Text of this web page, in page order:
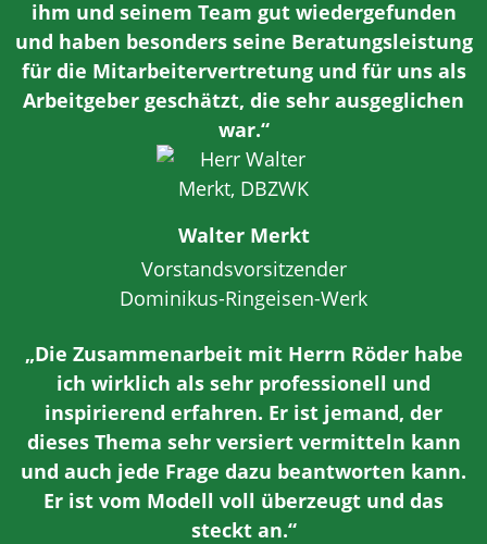
ihm und seinem Team gut wiedergefunden
und haben besonders seine Beratungsleistung
für die Mitarbeitervertretung und für uns als
Arbeitgeber geschätzt, die sehr ausgeglichen
war.“
Walter Merkt
Vorstandsvorsitzender
Dominikus-Ringeisen-Werk
„Die Zusammenarbeit mit Herrn Röder habe
ich wirklich als sehr professionell und
inspirierend erfahren. Er ist jemand, der
dieses Thema sehr versiert vermitteln kann
und auch jede Frage dazu beantworten kann.
Er ist vom Modell voll überzeugt und das
steckt an.“